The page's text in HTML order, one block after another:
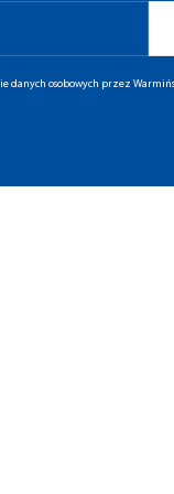
osobowych przez